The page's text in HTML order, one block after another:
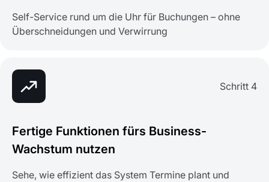
Self-Service rund um die Uhr für Buchungen – ohne
Überschneidungen und Verwirrung
Schritt 4
Fertige Funktionen fürs Business-
Wachstum nutzen
Sehe, wie effizient das System Termine plant und